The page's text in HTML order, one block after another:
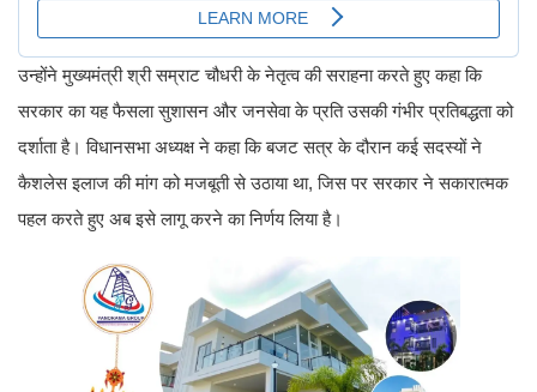
उन्होंने मुख्यमंत्री श्री सम्राट चौधरी के नेतृत्व की सराहना करते हुए कहा कि
सरकार का यह फैसला सुशासन और जनसेवा के प्रति उसकी गंभीर प्रतिबद्धता को
दर्शाता है। विधानसभा अध्यक्ष ने कहा कि बजट सत्र के दौरान कई सदस्यों ने
कैशलेस इलाज की मांग को मजबूती से उठाया था, जिस पर सरकार ने सकारात्मक
पहल करते हुए अब इसे लागू करने का निर्णय लिया है।